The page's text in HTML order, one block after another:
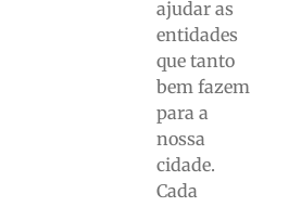
ajudar as
entidades
que tanto
bem fazem
para a
nossa
cidade.
Cada